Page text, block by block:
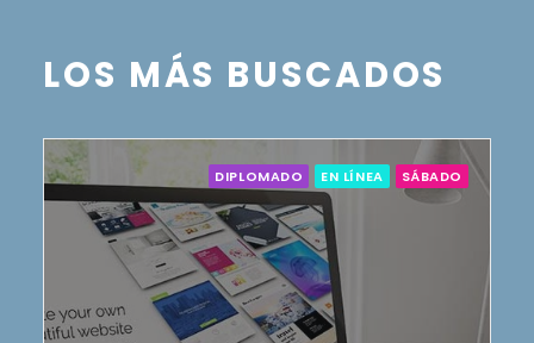
LOS MÁS BUSCADOS
DIPLOMADO EN LÍNEA SÁBADO